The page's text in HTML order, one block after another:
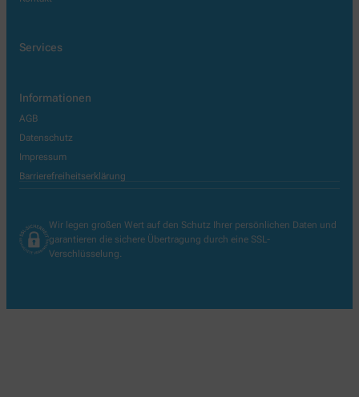
Services
Informationen
AGB
Datenschutz
Impressum
Barrierefreiheitserklärung
Wir legen großen Wert auf den Schutz Ihrer persönlichen Daten und
garantieren die sichere Übertragung durch eine SSL-
Verschlüsselung.